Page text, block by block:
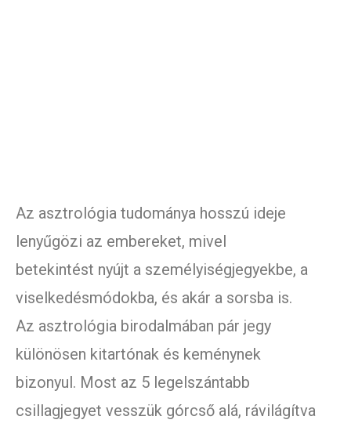
Az asztrológia tudománya hosszú ideje
lenyűgözi az embereket, mivel
betekintést nyújt a személyiségjegyekbe, a
viselkedésmódokba, és akár a sorsba is.
Az asztrológia birodalmában pár jegy
különösen kitartónak és keménynek
bizonyul. Most az 5 legelszántabb
csillagjegyet vesszük górcső alá, rávilágítva